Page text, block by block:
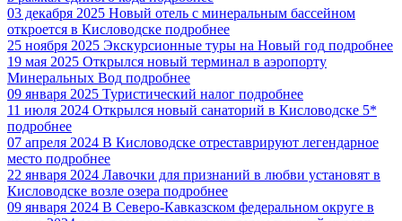
03 декабря 2025 Новый отель с минеральным бассейном
откроется в Кисловодске подробнее
25 ноября 2025 Экскурсионные туры на Новый год подробнее
19 мая 2025 Открылся новый терминал в аэропорту
Минеральных Вод подробнее
09 января 2025 Туристический налог подробнее
11 июля 2024 Открылся новый санаторий в Кисловодске 5*
подробнее
07 апреля 2024 В Кисловодске отреставрируют легендарное
место подробнее
22 января 2024 Лавочки для признаний в любви установят в
Кисловодске возле озера подробнее
09 января 2024 В Северо-Кавказском федеральном округе в